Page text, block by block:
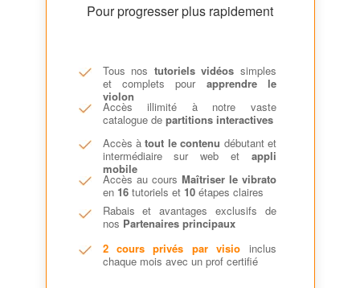
Pour progresser plus rapidement
Tous nos tutoriels vidéos simples
et complets pour apprendre le
violon
Accès illimité à notre vaste
catalogue de partitions interactives
Accès àtout le contenu débutant et
intermédiaire sur web et appli
mobile
Accès au cours Maîtriser le vibrato
en 16tutoriels et 10étapes claires
Rabais et avantages exclusifs de
nos Partenaires principaux
2 cours privés par visio inclus
chaque mois avec un prof certifié